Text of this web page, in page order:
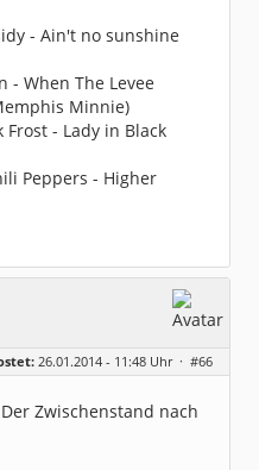
- Ain't no sunshine
- When The Levee
Minnie)
Frost - Lady in Black
Peppers - Higher
26.01.2014 - 11:48 Uhr · #66
Zwischenstand nach